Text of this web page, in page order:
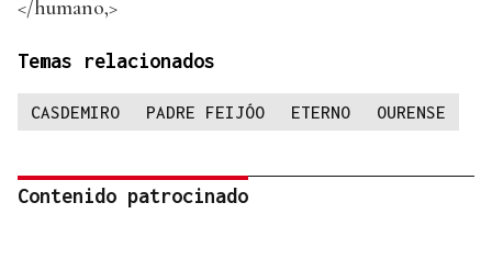
</humano,>
Temas relacionados
CASDEMIRO PADRE FEIJÓO ETERNO OURENSE
Contenido patrocinado